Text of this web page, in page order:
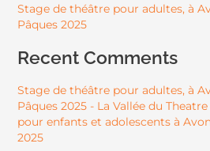
Stage de théâtre pour adultes, à
Pâques 2025
Recent Comments
Stage de théâtre pour adultes, à
Pâques 2025 - La Vallée du Theatre
pour enfants et adolescents à
2025